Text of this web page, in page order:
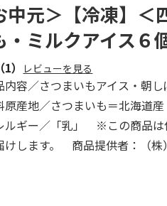
中元＞【冷凍】＜
・ミルクアイス６
（1） レビューを見る
容／さつまいもアイス・
産地／さつまいも＝北海道産
ギー／「乳」 ※この商品は
けします。 商品提供者：（株